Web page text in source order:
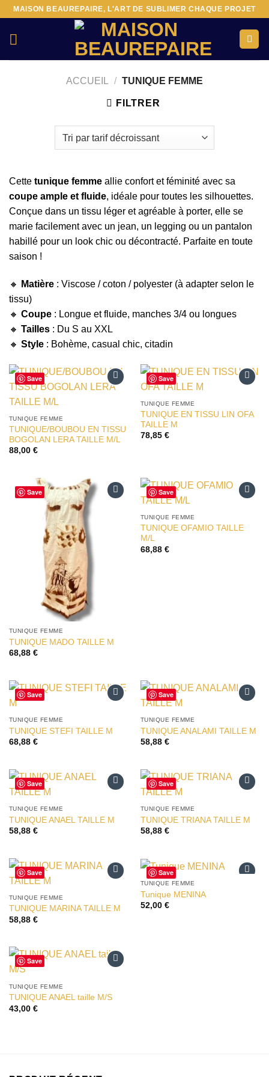
Passer
contenu
MAISON BEAUREPAIRE, L'ART DE SUBLIMER CHAQUE PROJET
ACCUEIL / TUNIQUE FEMME
FILTRER
Cette tunique femme allie confort et féminité avec sa
coupe ample et fluide, idéale pour toutes les silhouettes.
Conçue dans un tissu léger et agréable à porter, elle se
marie facilement avec un jean, un legging ou un pantalon
habillé pour un look chic ou décontracté. Parfaite en toute
saison !
🔸 Matière : Viscose / coton / polyester (à adapter selon le
tissu)
🔸 Coupe : Longue et fluide, manches 3/4 ou longues
🔸 Tailles : Du S au XXL
🔸 Style : Bohème, casual chic, citadin
Save
TUNIQUE FEMME
TUNIQUE/BOUBOU EN TISSU
BOGOLAN LERA TAILLE M/L
88,00 €
Save
d’envies
TUNIQUE FEMME
TUNIQUE EN TISSU LIN OFA
TAILLE M
78,85 €
Save
TUNIQUE FEMME
TUNIQUE MADO TAILLE M
68,88 €
Save
d’envies
TUNIQUE FEMME
TUNIQUE OFAMIO TAILLE
M/L
68,88 €
Save
d’envies
TUNIQUE FEMME
TUNIQUE STEFI TAILLE M
68,88 €
Save
d’envies
TUNIQUE FEMME
TUNIQUE ANALAMI TAILLE M
58,88 €
Save
d’envies
TUNIQUE FEMME
TUNIQUE ANAEL TAILLE M
58,88 €
Save
d’envies
TUNIQUE FEMME
TUNIQUE TRIANA TAILLE M
58,88 €
Save
d’envies
TUNIQUE FEMME
TUNIQUE MARINA TAILLE M
58,88 €
Save
TUNIQUE FEMME
Tunique MENINA
52,00 €
Save
d’envies
TUNIQUE FEMME
TUNIQUE ANAEL taille M/S
43,00 €